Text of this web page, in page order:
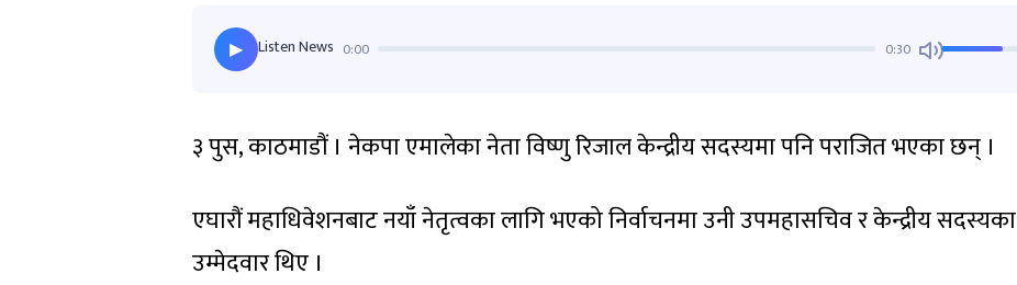
▶ Listen News 0:00 0:30
३ पुस, काठमाडौं । नेकपा एमालेका नेता विष्णु रिजाल केन्द्रीय सदस्यमा पनि पराजित भएका छन् ।
एघारौं महाधिवेशनबाट नयाँ नेतृत्वका लागि भएको निर्वाचनमा उनी उपमहासचिव र केन्द्रीय सदस्यका
उम्मेदवार थिए ।